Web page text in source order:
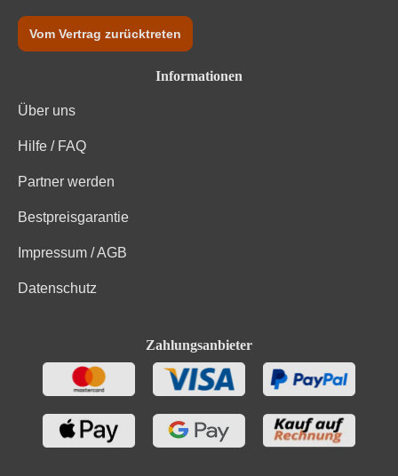
Vom Vertrag zurücktreten
Informationen
Über uns
Hilfe / FAQ
Partner werden
Bestpreisgarantie
Impressum / AGB
Datenschutz
Zahlungsanbieter